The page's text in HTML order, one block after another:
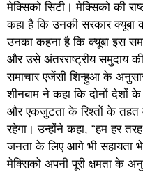
मेक्सिको सिटी। मेक्सिको की
कहा है कि उनकी सरकार क्यूबा
उनका कहना है कि क्यूबा इस
और उसे अंतरराष्ट्रीय समुदाय
समाचार एजेंसी शिन्हुआ के
शीनबाम ने कहा कि दोनों
और एकजुटता के रिश्तों के तहत
रहेगा। उन्होंने कहा, “हम हर
जनता के लिए आगे भी सहायता
मेक्सिको अपनी पूरी क्षमता के